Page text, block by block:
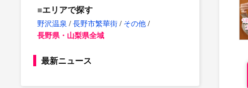
エリアで探す
野沢温泉 /長野市繁華街/ その他/
長野県・山梨県全域
最新ニュース